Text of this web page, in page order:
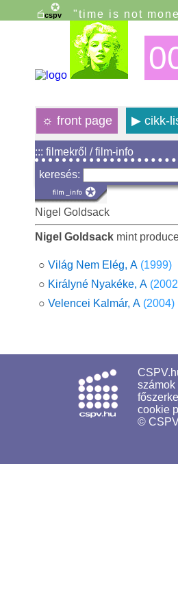
"time is not
☼ front page ▶ cikk-
::: filmekről / film-info
keresés:
Nigel Goldsack
Nigel Goldsack mint
○ Világ Nem Elég, A (1999)
○ Királyné Nyakéke, A
○ Velencei Kalmár, A (2004)
számok
cookie
©